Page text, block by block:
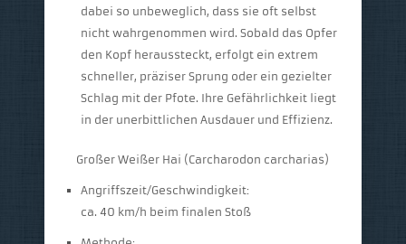
dabei so unbeweglich, dass sie oft selbst
nicht wahrgenommen wird. Sobald das Opfer
den Kopf heraussteckt, erfolgt ein extrem
schneller, präziser Sprung oder ein gezielter
Schlag mit der Pfote. Ihre Gefährlichkeit liegt
in der unerbittlichen Ausdauer und Effizienz.
Großer Weißer Hai (Carcharodon carcharias)
Angriffszeit/Geschwindigkeit:
ca. 40 km/h beim finalen Stoß